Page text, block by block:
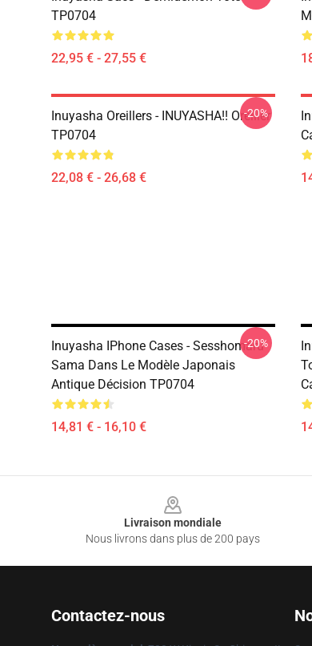
TP0704
22,95 € - 27,55 €
Inuyasha Oreillers - INUYASHA!! Oreiller
TP0704
22,08 € - 26,68 €
-20%
Inuyasha IPhone Cases - Sesshomaru
Sama Dans Le Modèle Japonais
Antique Décision TP0704
14,81 € - 16,10 €
-20%
Livraison mondiale
Nous livrons dans plus de 200 pays
Contactez-nous